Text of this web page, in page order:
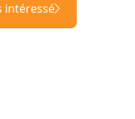
intéressé